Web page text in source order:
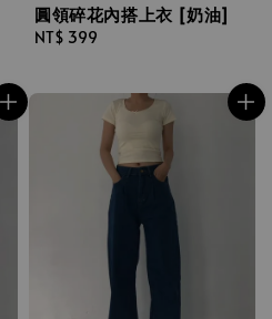
圓領碎花內搭上衣 [奶油]
Regular
NT$ 399